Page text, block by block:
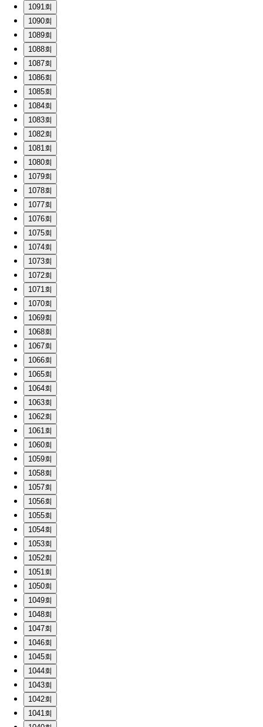
1091회
1090회
1089회
1088회
1087회
1086회
1085회
1084회
1083회
1082회
1081회
1080회
1079회
1078회
1077회
1076회
1075회
1074회
1073회
1072회
1071회
1070회
1069회
1068회
1067회
1066회
1065회
1064회
1063회
1062회
1061회
1060회
1059회
1058회
1057회
1056회
1055회
1054회
1053회
1052회
1051회
1050회
1049회
1048회
1047회
1046회
1045회
1044회
1043회
1042회
1041회